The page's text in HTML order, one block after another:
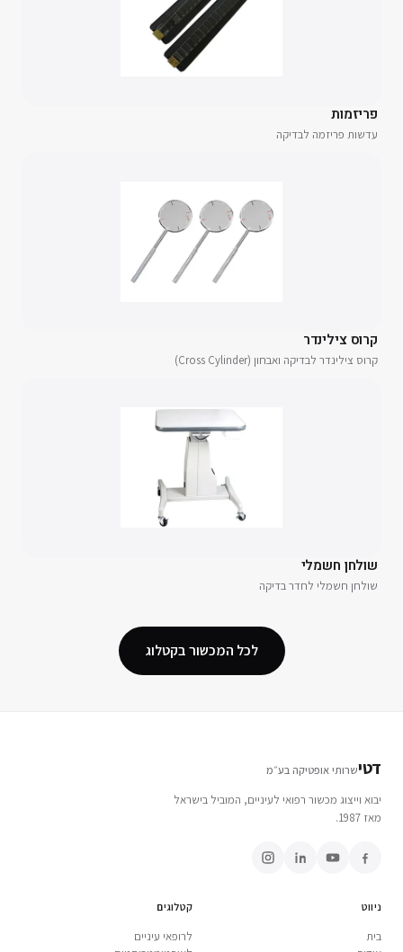
פריזמות
עדשות פריזמה לבדיקה
קרוס צילינדר
קרוס צילינדר לבדיקה ואבחון (Cross Cylinder)
שולחן חשמלי
שולחן חשמלי לחדר בדיקה
לכל המכשור בקטלוג
דטישרותי אופטיקה בע״מ
יבוא וייצוג מכשור רפואי לעיניים, המוביל בישראל
מאז 1987.
ניווט
בית
קטלוגים
לרופאי עיניים